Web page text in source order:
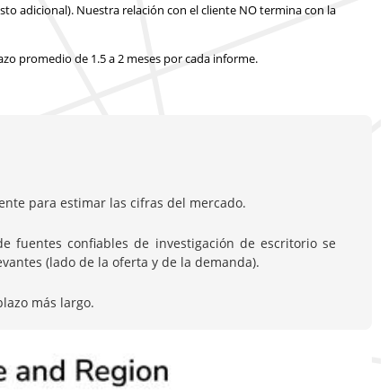
adicional). Nuestra relación con el cliente NO termina con la
promedio de 1.5 a 2 meses por cada informe.
para estimar las cifras del mercado.
fuentes confiables de investigación de escritorio se
(lado de la oferta y de la demanda).
más largo.